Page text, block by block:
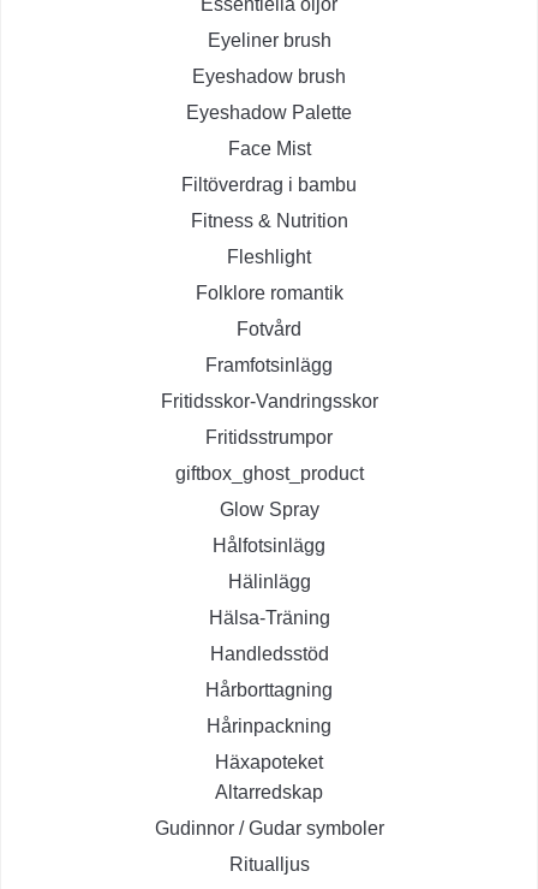
Essentiella oljor
Eyeliner brush
Eyeshadow brush
Eyeshadow Palette
Face Mist
Filtöverdrag i bambu
Fitness & Nutrition
Fleshlight
Folklore romantik
Fotvård
Framfotsinlägg
Fritidsskor-Vandringsskor
Fritidsstrumpor
giftbox_ghost_product
Glow Spray
Hålfotsinlägg
Hälinlägg
Hälsa-Träning
Handledsstöd
Hårborttagning
Hårinpackning
Häxapoteket
Altarredskap
Gudinnor / Gudar symboler
Ritualljus